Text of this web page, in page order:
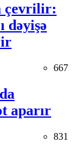
çevrilir:
dəyişə
667
aparır
831